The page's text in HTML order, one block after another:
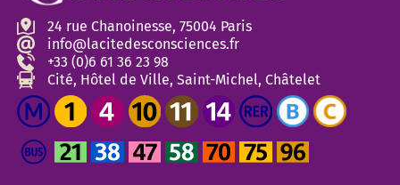
24 rue Chanoinesse, 75004 Paris
info@lacitedesconsciences.fr
+33 (0)6 61 36 23 98
Cité, Hôtel de Ville, Saint-Michel, Châtelet